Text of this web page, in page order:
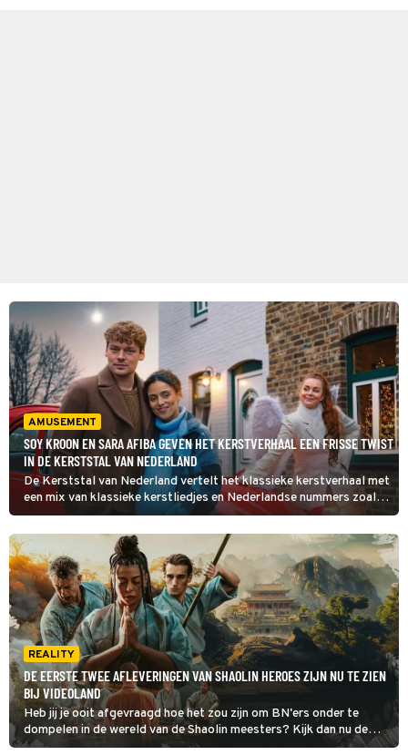
AMUSEMENT
SOY KROON EN SARA AFIBA GEVEN HET KERSTVERHAAL EEN FRISSE TWIST
IN DE KERSTSTAL VAN NEDERLAND
De Kerststal van Nederland vertelt het klassieke kerstverhaal met
een mix van klassieke kerstliedjes en Nederlandse nummers zoals
Dansen op de Vulkaan van De Dijk.
REALITY
DE EERSTE TWEE AFLEVERINGEN VAN SHAOLIN HEROES ZIJN NU TE ZIEN
BIJ VIDEOLAND
Heb jij je ooit afgevraagd hoe het zou zijn om BN'ers onder te
dompelen in de wereld van de Shaolin meesters? Kijk dan nu de
eerste twee afleveringen van Shaolin Heroes bij Videoland.